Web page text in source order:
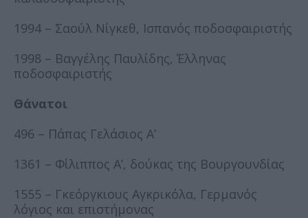
1994 – Σαούλ Νίγκεθ, Ισπανός ποδοσφαιριστής
1998 – Βαγγέλης Παυλίδης, Έλληνας
ποδοσφαιριστής
Θάνατοι
496 – Πάπας Γελάσιος Α’
1361 – Φίλιππος Α’, δούκας της Βουργουνδίας
1555 – Γκεόργκιους Αγκρικόλα, Γερμανός
λόγιος και επιστήμονας